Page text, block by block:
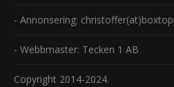
- Annonsering:
- Webbmaster: Tecken 1 AB
Copyright 2014-2024.